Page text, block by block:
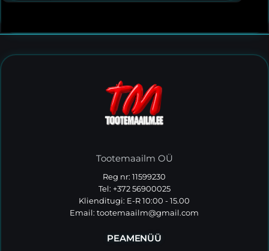
Tootemaailm OÜ
Reg nr: 11599230
Tel: +372 56900025
Klienditugi: E-R 10:00 - 15.00
Email:tootemaailm@gmail.com
PEAMENÜÜ